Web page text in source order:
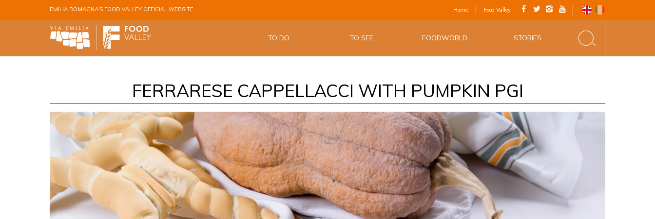
EMILIA ROMAGNA'S FOOD VALLEY OFFICIAL WEBSITE Home Food Valley
TO DO TO SEE FOODWORLD
THE OFFICIAL APP - VIA
STORIES
FERRARESE CAPPELLACCI WITH PUMPKIN PGI